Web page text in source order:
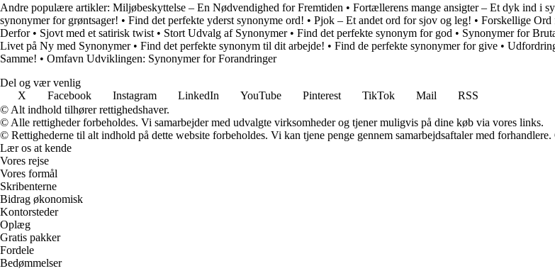
Andre populære artikler: Miljøbeskyttelse – En Nødvendighed for Fremtiden • Fortællerens mange ansigter – Et dyk ind i
synonymer for grøntsager! • Find det perfekte yderst synonyme ord! • Pjok – Et andet ord for sjov og leg! • Forskellige Ord
Derfor• Sjovt med et satirisk twist • Stort Udvalg af Synonymer• Find det perfekte synonym for god • Synonymer for
Livet på Ny med Synonymer• Find det perfekte synonym til dit arbejde! • Find de perfekte synonymer for give •
Samme! • Omfavn Udviklingen: Synonymer for Forandringer
Del og vær venlig
X
Facebook Instagram LinkedIn YouTube Pinterest TikTok Mail
RSS
© Alt indhold tilhører rettighedshaver.
© Alle rettigheder forbeholdes. Vi samarbejder med udvalgte virksomheder og tjener muligvis på dine køb via vores links.
© Rettighederne til alt indhold på dette website forbeholdes. Vi kan tjene penge gennem samarbejdsaftaler med
Lær os at kende
Vores rejse
Vores formål
Skribenterne
Bidrag økonomisk
Kontorsteder
Oplæg
Gratis pakker
Fordele
Bedømmelser